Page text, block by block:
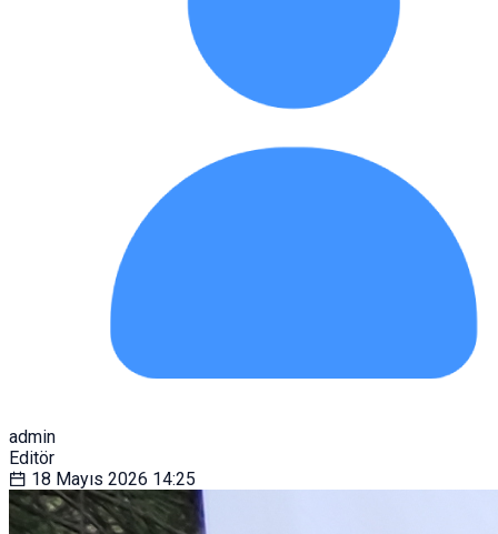
admin
Editör
18 Mayıs 2026 14:25